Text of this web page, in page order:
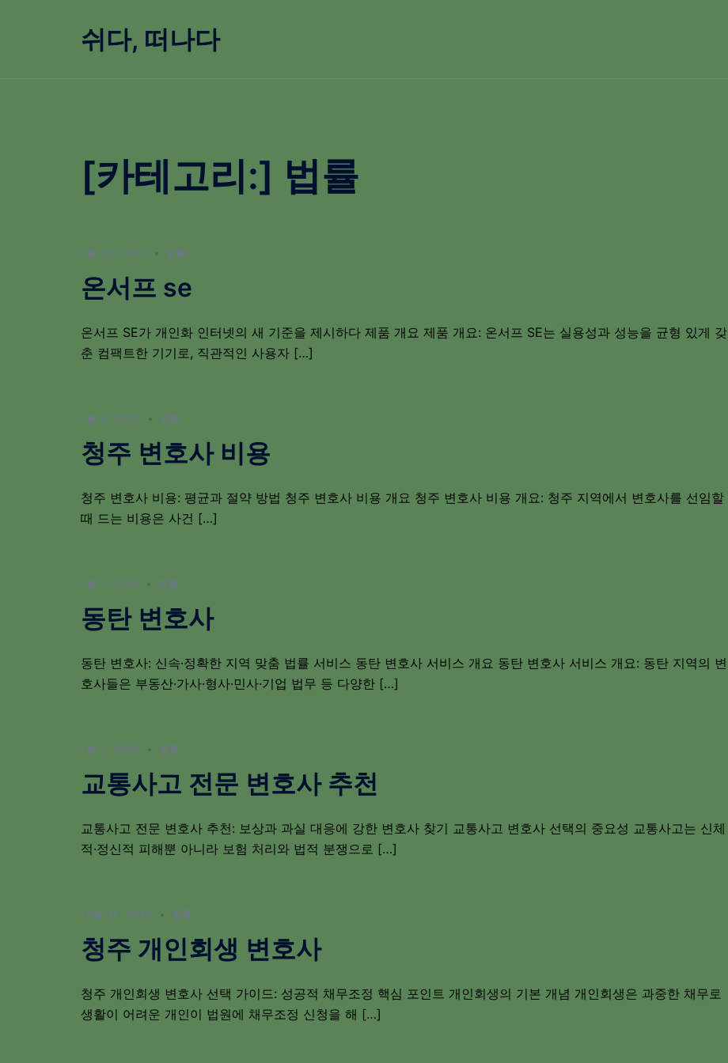
쉬다, 떠나다
[카테고리:] 법률
2월 18, 2026 법률
온서프 se
온서프 SE가 개인화 인터넷의 새 기준을 제시하다 제품 개요 제품 개요: 온서프 SE는 실용성과 성능을 균형 있게 갖
춘 컴팩트한 기기로, 직관적인 사용자 […]
1월 9, 2026 법률
청주 변호사 비용
청주 변호사 비용: 평균과 절약 방법 청주 변호사 비용 개요 청주 변호사 비용 개요: 청주 지역에서 변호사를 선임할
때 드는 비용은 사건 […]
1월 7, 2026 법률
동탄 변호사
동탄 변호사: 신속·정확한 지역 맞춤 법률 서비스 동탄 변호사 서비스 개요 동탄 변호사 서비스 개요: 동탄 지역의 변
호사들은 부동산·가사·형사·민사·기업 법무 등 다양한 […]
1월 2, 2026 법률
교통사고 전문 변호사 추천
교통사고 전문 변호사 추천: 보상과 과실 대응에 강한 변호사 찾기 교통사고 변호사 선택의 중요성 교통사고는 신체
적·정신적 피해뿐 아니라 보험 처리와 법적 분쟁으로 […]
12월 31, 2025 법률
청주 개인회생 변호사
청주 개인회생 변호사 선택 가이드: 성공적 채무조정 핵심 포인트 개인회생의 기본 개념 개인회생은 과중한 채무로
생활이 어려운 개인이 법원에 채무조정 신청을 해 […]